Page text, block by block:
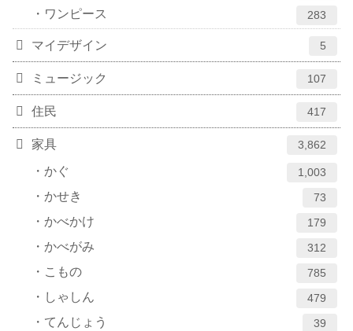
ワンピース 283
マイデザイン 5
ミュージック 107
住民 417
家具 3,862
かぐ 1,003
かせき 73
かべかけ 179
かべがみ 312
こもの 785
しゃしん 479
てんじょう 39